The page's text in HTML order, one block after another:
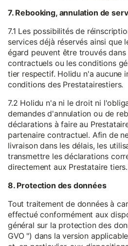
7. Rebooking, annulation de
7.1 Les possibilités de
services déjà réservés ainsi que
égard peuvent être trouvés
contractuels ou les conditions
tier respectif. Holidu n'a aucune
conditions des Prestatairestiers.
7.2 Holidu n'a ni le droit ni
demandes d'annulation ou de
déclarations à faire au
partenaire contractuel. Afin de
livraison dans les délais, les
transmettre les déclarations
directement aux Prestataire tiers.
8. Protection des données
Tout traitement de données à
effectué conformément aux
général sur la protection des
GVO ") dans la version